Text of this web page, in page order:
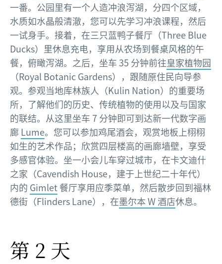
一番。公园里有一个人造冲浪泻湖，分四个区域，
水质如水晶般清澈，您可以先学习冲浪课程，然后
一试身手。接着，在三只蓝鸭子餐厅（Three Blue
Ducks）里休息充电，享用从农场到餐桌风格的午
餐，俯瞰泻湖。之后，坐车 35 分钟前往皇家植物园
（Royal Botanic Gardens），跟随原住民向导参
观。参观当地库林族人（Kulin Nation）的重要场
所，了解他们的历史、传统植物的使用以及与国家
的联结。从这里坐车 7 分钟即可到达新一代数字画
廊 Lume。您可以参加鸡尾酒会，观赏地板上栩栩
如生的艺术作品；欣赏四层楼高的画廊墙壁，享受
多感官体验。坐一小会儿车穿过城市，在卡文迪什
之家（Cavendish House，建于上世纪二十年代）
内的 Gimlet餐厅享用应季菜单，然后散步回到福林
德街（Flinders Lane），在墨尔本 W 酒店休息。
第 2 天